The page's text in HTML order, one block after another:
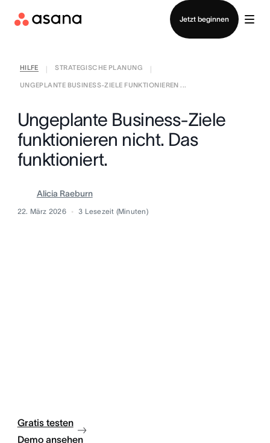
Jetzt beginnen
Vertrieb kontaktieren
HILFE STRATEGISCHE PLANUNG
UNGEPLANTE BUSINESS-ZIELE FUNKTIONIEREN ...
Ungeplante Business-Ziele
funktionieren nicht. Das
funktioniert.
Alicia Raeburn
22. März 2026 3 Lesezeit (Minuten)
Gratis testen
Demo ansehen